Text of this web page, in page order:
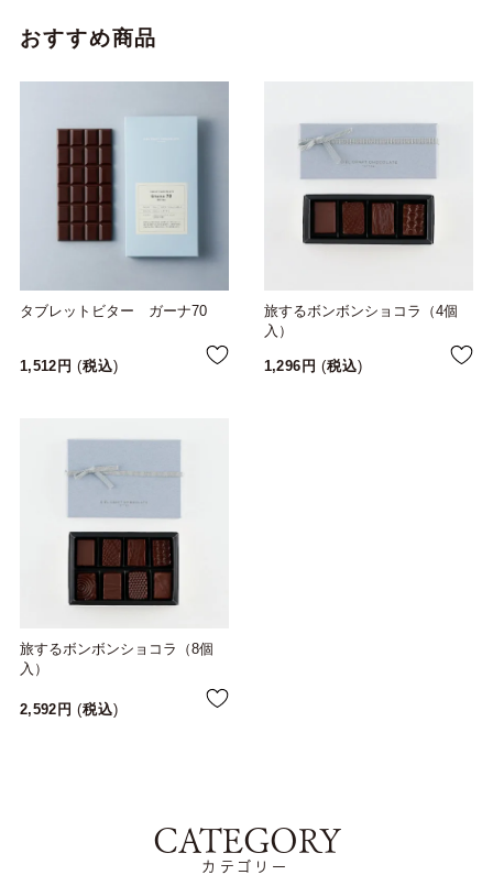
おすすめ商品
タブレットビター ガーナ70
1,512 税込
旅するボンボンショコラ（4個
入）
1,296 税込
旅するボンボンショコラ（8個
入）
2,592 税込
CATEGORY
カテゴリー